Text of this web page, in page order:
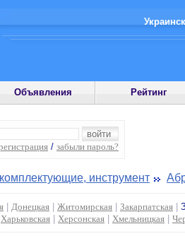
Объявления Рейтинг
/ забыли пароль?
инструмент
Донецкая Житомирская Закарпатская
Харьковская Херсонская Хмельницкая